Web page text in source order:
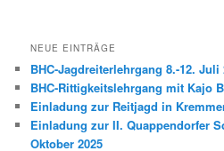
NEUE EINTRÄGE
BHC-Jagdreiterlehrgang 8.-12. Juli
BHC-Rittigkeitslehrgang mit Kajo
Einladung zur Reitjagd in
Einladung zur II. Quappendorfer
Oktober 2025